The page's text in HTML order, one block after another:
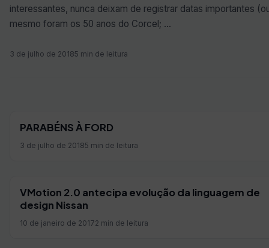
interessantes, nunca deixam de registrar datas importantes
mesmo foram os 50 anos do Corcel; …
3 de julho de 20185 min de leitura
PARABÉNS À FORD
3 de julho de 20185 min de leitura
VMotion 2.0 antecipa evolução da linguagem de
design Nissan
10 de janeiro de 20172 min de leitura